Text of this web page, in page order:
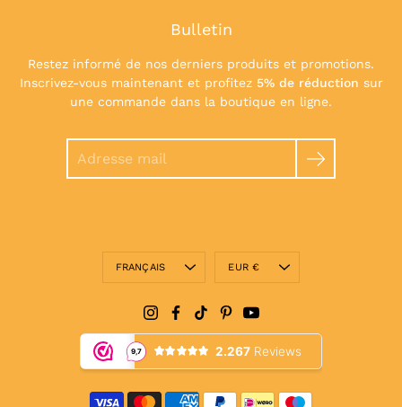
Bulletin
Restez informé de nos derniers produits et promotions.
Inscrivez-vous maintenant et profitez 5% de réduction sur
une commande dans la boutique en ligne.
Langue
FRANÇAIS Devise
EUR €